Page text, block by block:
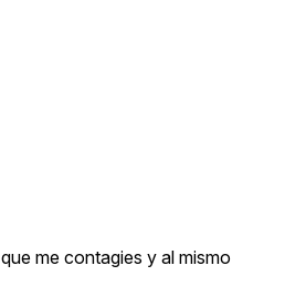
me contagies y al mismo